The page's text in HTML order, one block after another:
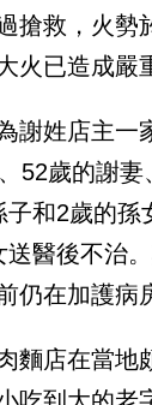
搶救，火勢
火已造成嚴
謝姓店主一
52歲的謝妻
和2歲的孫
醫後不治
仍在加護病
麵店在當地
吃到大的老